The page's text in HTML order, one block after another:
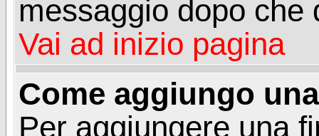
messaggio dopo che
Vai ad inizio pagina
Come aggiungo
Per aggiungere una